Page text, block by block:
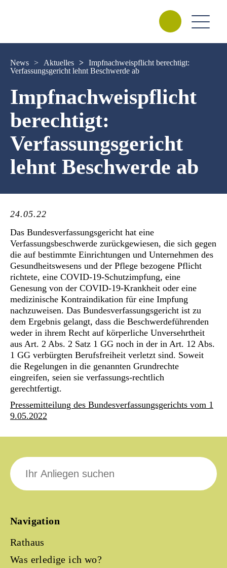
News > Aktuelles > Impfnachweispflicht berechtigt:
Verfassungsgericht lehnt Beschwerde ab
Impfnachweispflicht
berechtigt:
Verfassungsgericht
lehnt Beschwerde ab
24.05.22
Das Bundesverfassungsgericht hat eine
Verfassungsbeschwerde zurückgewiesen, die sich gegen
die auf bestimmte Einrichtungen und Unternehmen des
Gesundheitswesens und der Pflege bezogene Pflicht
richtete, eine COVID-19-Schutzimpfung, eine
Genesung von der COVID-19-Krankheit oder eine
medizinische Kontraindikation für eine Impfung
nachzuweisen. Das Bundesverfassungsgericht ist zu
dem Ergebnis gelangt, dass die Beschwerdeführenden
weder in ihrem Recht auf körperliche Unversehrtheit
aus Art. 2 Abs. 2 Satz 1 GG noch in der in Art. 12 Abs.
1 GG verbürgten Berufsfreiheit verletzt sind. Soweit
die Regelungen in die genannten Grundrechte
eingreifen, seien sie verfassungs-rechtlich
gerechtfertigt.
Pressemitteilung des Bundesverfassungsgerichts vom 1
9.05.2022
Navigation
Rathaus
Was erledige ich wo?
Suche
nach: